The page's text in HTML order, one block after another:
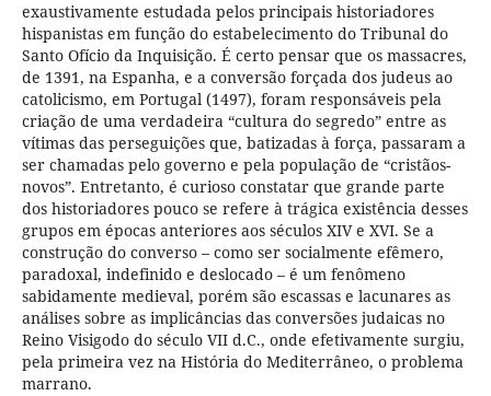
exaustivamente estudada pelos principais historiadores
hispanistas em função do estabelecimento do Tribunal do
Santo Ofício da Inquisição. É certo pensar que os massacres,
de 1391, na Espanha, e a conversão forçada dos judeus ao
catolicismo, em Portugal (1497), foram responsáveis pela
criação de uma verdadeira “cultura do segredo” entre as
vítimas das perseguições que, batizadas à força, passaram a
ser chamadas pelo governo e pela população de “cristãos-
novos”. Entretanto, é curioso constatar que grande parte
dos historiadores pouco se refere à trágica existência desses
grupos em épocas anteriores aos séculos XIV e XVI. Se a
construção do converso – como ser socialmente efêmero,
paradoxal, indefinido e deslocado – é um fenômeno
sabidamente medieval, porém são escassas e lacunares as
análises sobre as implicâncias das conversões judaicas no
Reino Visigodo do século VII d.C., onde efetivamente surgiu,
pela primeira vez na História do Mediterrâneo, o problema
marrano.